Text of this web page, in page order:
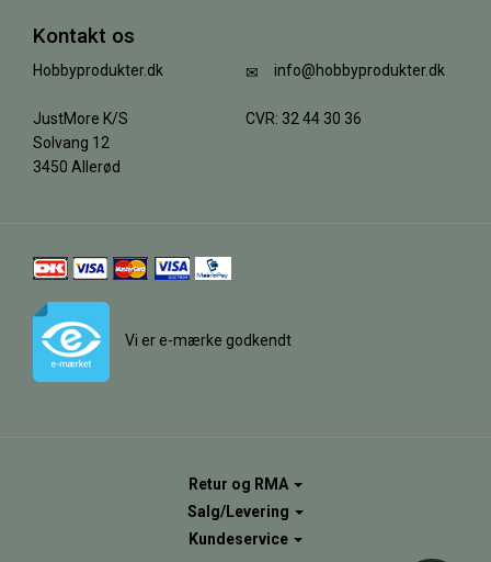
Kontakt os
Hobbyprodukter.dk
JustMore K/S
Solvang 12
3450 Allerød
info@hobbyprodukter.dk
CVR: 32 44 30 36
Vi er e-mærke godkendt
Retur og RMA
Salg/Levering
Kundeservice